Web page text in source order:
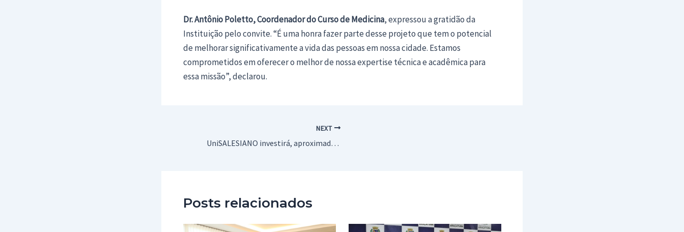
Dr. Antônio Poletto, Coordenador do Curso de Medicina, expressou a gratidão da
Instituição pelo convite. “É uma honra fazer parte desse projeto que tem o potencial
de melhorar significativamente a vida das pessoas em nossa cidade. Estamos
comprometidos em oferecer o melhor de nossa expertise técnica e acadêmica para
essa missão”, declarou.
NEXT
UniSALESIANO investirá, aproximadamente, R$ 45 milhões na Saúde de Araçatuba e região
Posts relacionados